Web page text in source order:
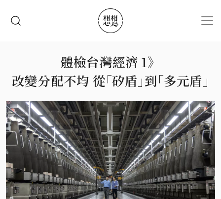
體檢台灣經濟 1》
改變分配不均 從｢矽盾｣到｢多元盾｣